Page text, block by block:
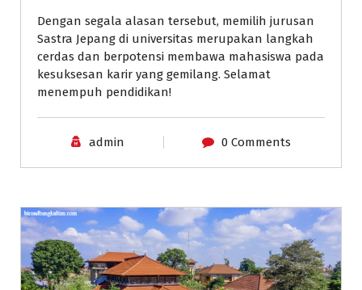
Dengan segala alasan tersebut, memilih jurusan
Sastra Jepang di universitas merupakan langkah
cerdas dan berpotensi membawa mahasiswa pada
kesuksesan karir yang gemilang. Selamat
menempuh pendidikan!
admin 0 Comments